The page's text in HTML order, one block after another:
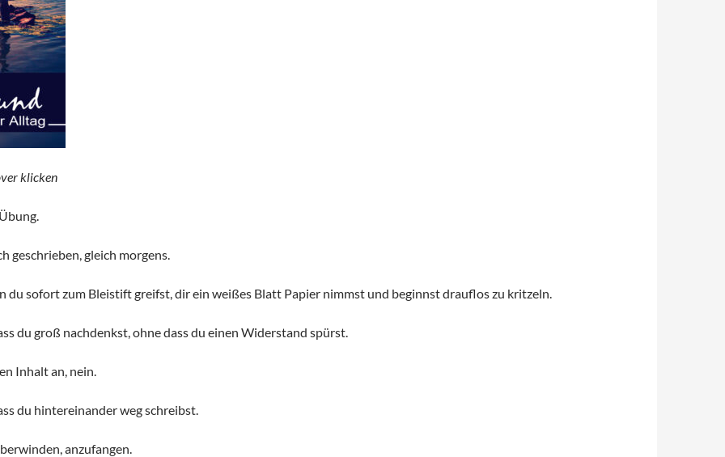
klicken
geschrieben, gleich morgens.
du sofort zum Bleistift greifst, dir ein weißes Blatt Papier nimmst und beginnst drauflos zu kritzeln.
du groß nachdenkst, ohne dass du einen Widerstand spürst.
Inhalt an, nein.
du hintereinander weg schreibst.
anzufangen.